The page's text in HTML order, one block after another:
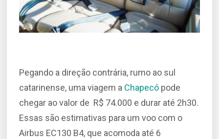
Pegando a direção contrária, rumo ao sul
catarinense, uma viagem a Chapecó pode
chegar ao valor de R$ 74.000 e durar até 2h30.
Essas são estimativas para um voo com o
Airbus EC130 B4, que acomoda até 6